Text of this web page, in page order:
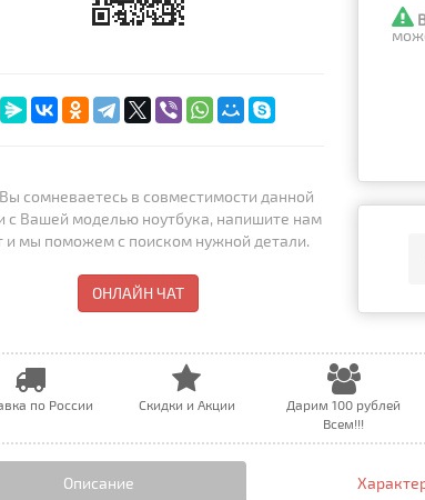
сомневаетесь в совместимости данной
с Вашей моделью ноутбука, напишите нам
и мы поможем с поиском нужной детали.
ОНЛАЙН ЧАТ
по России Скидки и Акции
Дарим 100 рублей
Всем!!!
Описание